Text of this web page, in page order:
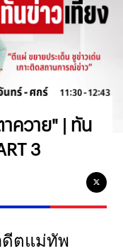
ควาย" | ทัน
3
ตแม่ทัพ